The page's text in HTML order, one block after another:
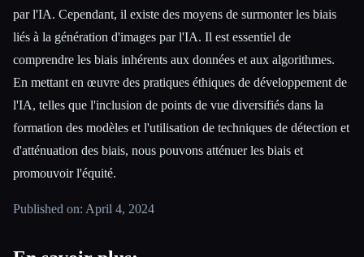
par l'IA. Cependant, il existe des moyens de surmonter les biais
liés à la génération d'images par l'IA. Il est essentiel de
comprendre les biais inhérents aux données et aux algorithmes.
En mettant en œuvre des pratiques éthiques de développement de
l'IA, telles que l'inclusion de points de vue diversifiés dans la
formation des modèles et l'utilisation de techniques de détection et
d'atténuation des biais, nous pouvons atténuer les biais et
promouvoir l'équité.
Published on: April 4, 2024